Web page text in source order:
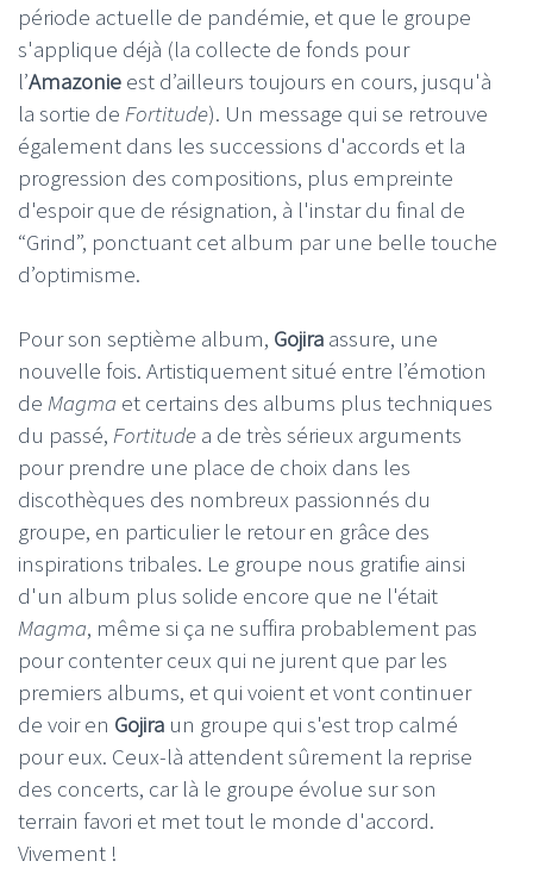
période actuelle de pandémie, et que le groupe
s'applique déjà (la collecte de fonds pour
l’Amazonie est d’ailleurs toujours en cours, jusqu'à
la sortie de Fortitude). Un message qui se retrouve
également dans les successions d'accords et la
progression des compositions, plus empreinte
d'espoir que de résignation, à l'instar du final de
“Grind”, ponctuant cet album par une belle touche
d’optimisme.
Pour son septième album, Gojira assure, une
nouvelle fois. Artistiquement situé entre l’émotion
de Magma et certains des albums plus techniques
du passé, Fortitude a de très sérieux arguments
pour prendre une place de choix dans les
discothèques des nombreux passionnés du
groupe, en particulier le retour en grâce des
inspirations tribales. Le groupe nous gratifie ainsi
d'un album plus solide encore que ne l'était
Magma, même si ça ne suffira probablement pas
pour contenter ceux qui ne jurent que par les
premiers albums, et qui voient et vont continuer
de voir en Gojira un groupe qui s'est trop calmé
pour eux. Ceux-là attendent sûrement la reprise
des concerts, car là le groupe évolue sur son
terrain favori et met tout le monde d'accord.
Vivement !